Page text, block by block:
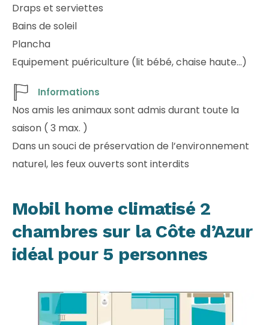
Draps et serviettes
Bains de soleil
Plancha
Equipement puériculture (lit bébé, chaise haute…)
Informations
Nos amis les animaux sont admis durant toute la
saison ( 3 max. )
Dans un souci de préservation de l’environnement
naturel, les feux ouverts sont interdits
Mobil home climatisé 2
chambres sur la Côte d’Azur
idéal pour 5 personnes